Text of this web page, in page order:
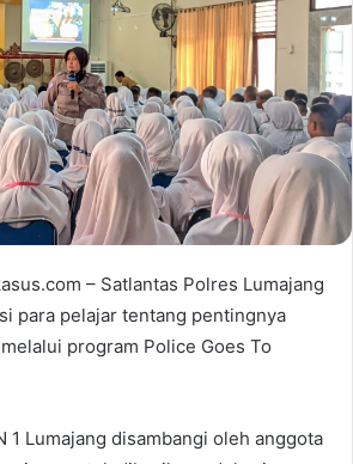
– Satlantas Polres Lumajang
para pelajar tentang pentingnya
program Police Goes To
1 Lumajang disambangi oleh anggota